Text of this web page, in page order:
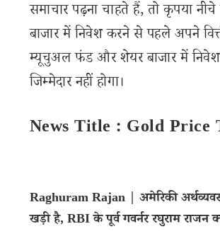
समाचार पढ़ना चाहते हैं, तो कृपया
बाजार में निवेश करने से पहले अपने
म्यूचुअल फंड और शेयर बाजार में निवेश
जिम्मेदार नहीं होगा।
News Title : Gold Price
Raghuram Rajan | अमेरिकी
खड़ी है, RBI के पूर्व गवर्नर रघुराम राजन